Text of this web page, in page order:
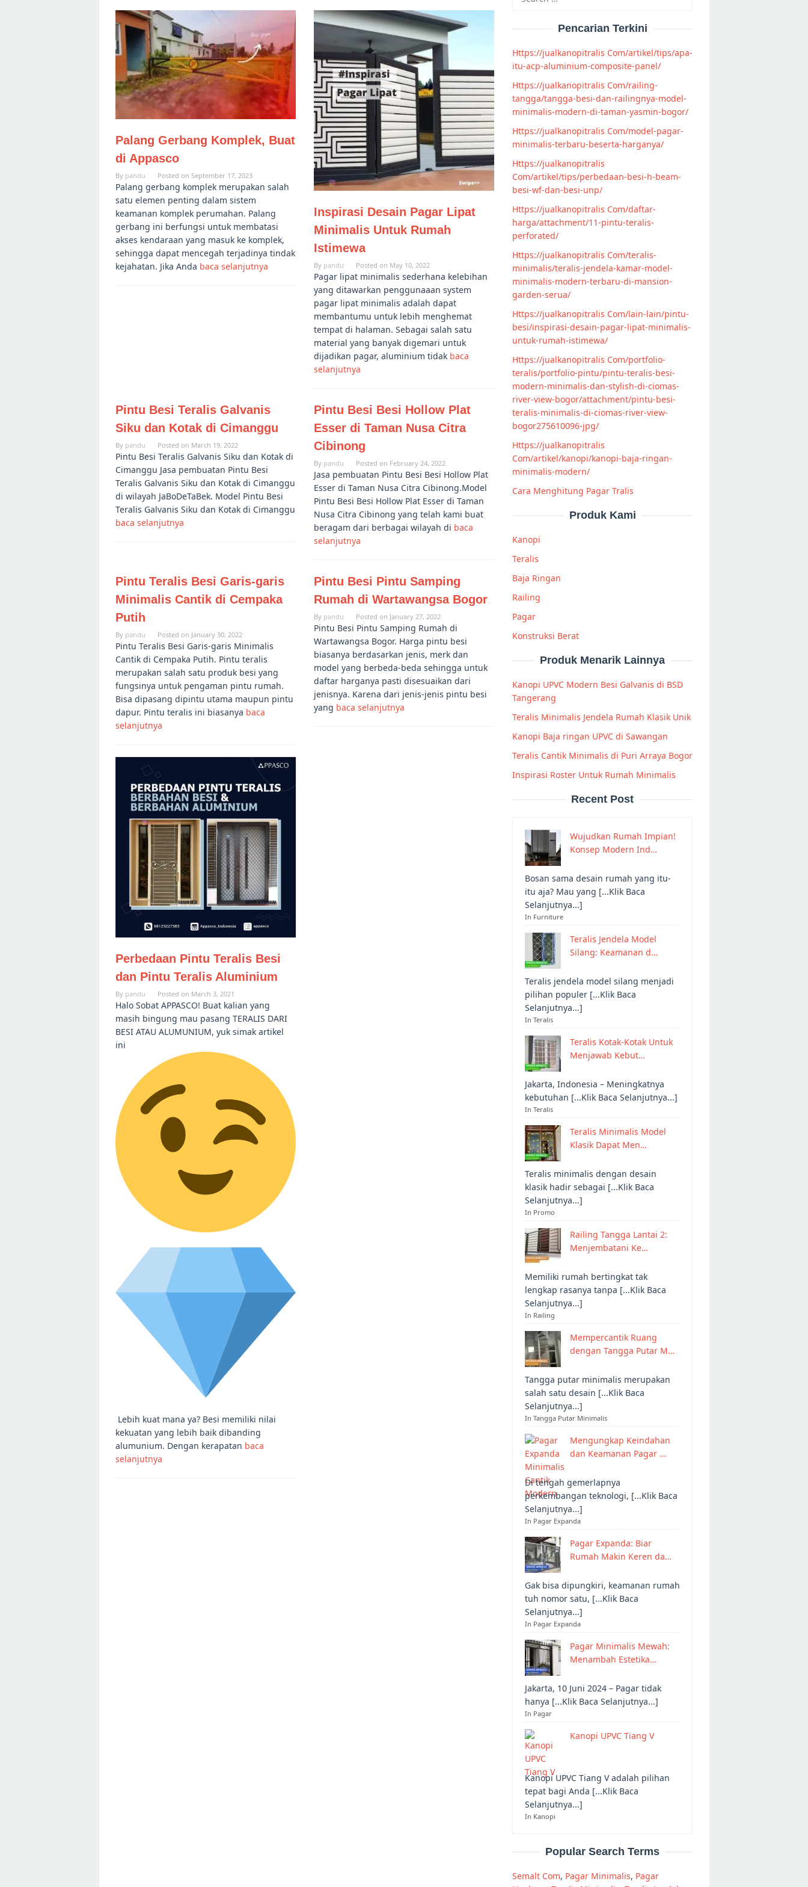
Palang Gerbang Komplek, Buat
di Appasco
By pandu Posted on September 17, 2023
Palang gerbang komplek merupakan salah
satu elemen penting dalam sistem
keamanan komplek perumahan. Palang
gerbang ini berfungsi untuk membatasi
akses kendaraan yang masuk ke komplek,
sehingga dapat mencegah terjadinya tindak
kejahatan. Jika Anda baca selanjutnya
Inspirasi Desain Pagar Lipat
Minimalis Untuk Rumah
Istimewa
By pandu Posted on May 10, 2022
Pagar lipat minimalis sederhana kelebihan
yang ditawarkan penggunaaan system
pagar lipat minimalis adalah dapat
membantumu untuk lebih menghemat
tempat di halaman. Sebagai salah satu
material yang banyak digemari untuk
dijadikan pagar, aluminium tidak baca
selanjutnya
Pintu Besi Teralis Galvanis
Siku dan Kotak di Cimanggu
By pandu Posted on March 19, 2022
Pintu Besi Teralis Galvanis Siku dan Kotak di
Cimanggu Jasa pembuatan Pintu Besi
Teralis Galvanis Siku dan Kotak di Cimanggu
di wilayah JaBoDeTaBek. Model Pintu Besi
Teralis Galvanis Siku dan Kotak di Cimanggu
baca selanjutnya
Pintu Besi Besi Hollow Plat
Esser di Taman Nusa Citra
Cibinong
By pandu Posted on February 24, 2022
Jasa pembuatan Pintu Besi Besi Hollow Plat
Esser di Taman Nusa Citra Cibinong.Model
Pintu Besi Besi Hollow Plat Esser di Taman
Nusa Citra Cibinong yang telah kami buat
beragam dari berbagai wilayah di baca
selanjutnya
Pintu Teralis Besi Garis-garis
Minimalis Cantik di Cempaka
Putih
By pandu Posted on January 30, 2022
Pintu Teralis Besi Garis-garis Minimalis
Cantik di Cempaka Putih. Pintu teralis
merupakan salah satu produk besi yang
fungsinya untuk pengaman pintu rumah.
Bisa dipasang dipintu utama maupun pintu
dapur. Pintu teralis ini biasanya baca
selanjutnya
Pintu Besi Pintu Samping
Rumah di Wartawangsa Bogor
By pandu Posted on January 27, 2022
Pintu Besi Pintu Samping Rumah di
Wartawangsa Bogor. Harga pintu besi
biasanya berdasarkan jenis, merk dan
model yang berbeda-beda sehingga untuk
daftar harganya pasti disesuaikan dari
jenisnya. Karena dari jenis-jenis pintu besi
yang baca selanjutnya
Perbedaan Pintu Teralis Besi
dan Pintu Teralis Aluminium
By pandu Posted on March 3, 2021
Halo Sobat APPASCO! Buat kalian yang
masih bingung mau pasang TERALIS DARI
BESI ATAU ALUMUNIUM, yuk simak artikel
ini
Lebih kuat mana ya? Besi memiliki nilai
kekuatan yang lebih baik dibanding
alumunium. Dengan kerapatan baca
selanjutnya
for:
Pencarian Terkini
Https://jualkanopitralis Com/artikel/tips/apa-
itu-acp-aluminium-composite-panel/
Https://jualkanopitralis Com/railing-
tangga/tangga-besi-dan-railingnya-model-
minimalis-modern-di-taman-yasmin-bogor/
Https://jualkanopitralis Com/model-pagar-
minimalis-terbaru-beserta-harganya/
Https://jualkanopitralis
Com/artikel/tips/perbedaan-besi-h-beam-
besi-wf-dan-besi-unp/
Https://jualkanopitralis Com/daftar-
harga/attachment/11-pintu-teralis-
perforated/
Https://jualkanopitralis Com/teralis-
minimalis/teralis-jendela-kamar-model-
minimalis-modern-terbaru-di-mansion-
garden-serua/
Https://jualkanopitralis Com/lain-lain/pintu-
besi/inspirasi-desain-pagar-lipat-minimalis-
untuk-rumah-istimewa/
Https://jualkanopitralis Com/portfolio-
teralis/portfolio-pintu/pintu-teralis-besi-
modern-minimalis-dan-stylish-di-ciomas-
river-view-bogor/attachment/pintu-besi-
teralis-minimalis-di-ciomas-river-view-
bogor275610096-jpg/
Https://jualkanopitralis
Com/artikel/kanopi/kanopi-baja-ringan-
minimalis-modern/
Cara Menghitung Pagar Tralis
Produk Kami
Kanopi
Teralis
Baja Ringan
Railing
Pagar
Konstruksi Berat
Produk Menarik Lainnya
Kanopi UPVC Modern Besi Galvanis di BSD
Tangerang
Teralis Minimalis Jendela Rumah Klasik Unik
Kanopi Baja ringan UPVC di Sawangan
Teralis Cantik Minimalis di Puri Arraya Bogor
Inspirasi Roster Untuk Rumah Minimalis
Recent Post
Wujudkan Rumah Impian!
Konsep Modern Ind…
Bosan sama desain rumah yang itu-
itu aja? Mau yang [...Klik Baca
Selanjutnya...]
In Furniture
Teralis Jendela Model
Silang: Keamanan d…
Teralis jendela model silang menjadi
pilihan populer [...Klik Baca
Selanjutnya...]
In Teralis
Teralis Kotak-Kotak Untuk
Menjawab Kebut…
Jakarta, Indonesia – Meningkatnya
kebutuhan [...Klik Baca Selanjutnya...]
In Teralis
Teralis Minimalis Model
Klasik Dapat Men…
Teralis minimalis dengan desain
klasik hadir sebagai [...Klik Baca
Selanjutnya...]
In Promo
Railing Tangga Lantai 2:
Menjembatani Ke…
Memiliki rumah bertingkat tak
lengkap rasanya tanpa [...Klik Baca
Selanjutnya...]
In Railing
Mempercantik Ruang
dengan Tangga Putar M…
Tangga putar minimalis merupakan
salah satu desain [...Klik Baca
Selanjutnya...]
In Tangga Putar Minimalis
Mengungkap Keindahan
dan Keamanan Pagar …
Di tengah gemerlapnya
perkembangan teknologi, [...Klik Baca
Selanjutnya...]
In Pagar Expanda
Pagar Expanda: Biar
Rumah Makin Keren da…
Gak bisa dipungkiri, keamanan rumah
tuh nomor satu, [...Klik Baca
Selanjutnya...]
In Pagar Expanda
Pagar Minimalis Mewah:
Menambah Estetika…
Jakarta, 10 Juni 2024 – Pagar tidak
hanya [...Klik Baca Selanjutnya...]
In Pagar
Kanopi UPVC Tiang V
Kanopi UPVC Tiang V adalah pilihan
tepat bagi Anda [...Klik Baca
Selanjutnya...]
In Kanopi
Popular Search Terms
Semalt Com, Pagar Minimalis, Pagar